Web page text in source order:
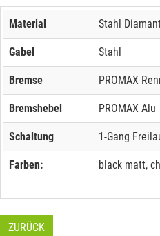
Material Stahl
Gabel Stahl
Bremse PROMAX
Bremshebel PROMAX Alu
Schaltung 1-Gang
Farben: black matt,
ZURÜCK